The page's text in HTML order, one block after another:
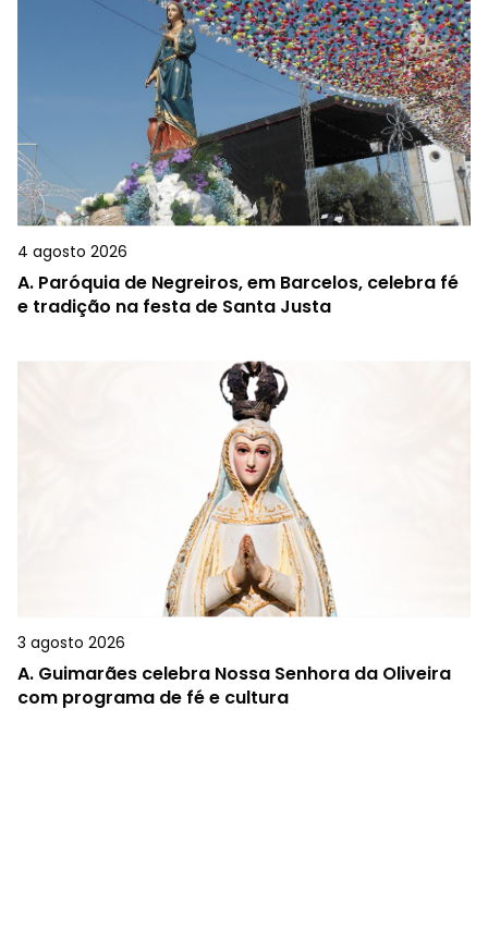
4 agosto 2026
A. Paróquia de Negreiros, em Barcelos, celebra fé
e tradição na festa de Santa Justa
3 agosto 2026
A. Guimarães celebra Nossa Senhora da Oliveira
com programa de fé e cultura